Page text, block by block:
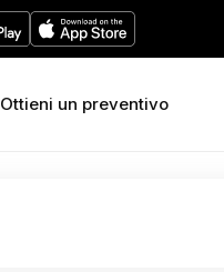
Ottieni un preventivo